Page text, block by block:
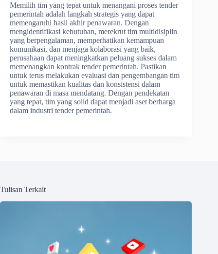
Memilih tim yang tepat untuk menangani proses tender
pemerintah adalah langkah strategis yang dapat
memengaruhi hasil akhir penawaran. Dengan
mengidentifikasi kebutuhan, merekrut tim multidisiplin
yang berpengalaman, memperhatikan kemampuan
komunikasi, dan menjaga kolaborasi yang baik,
perusahaan dapat meningkatkan peluang sukses dalam
memenangkan kontrak tender pemerintah. Pastikan
untuk terus melakukan evaluasi dan pengembangan tim
untuk memastikan kualitas dan konsistensi dalam
penawaran di masa mendatang. Dengan pendekatan
yang tepat, tim yang solid dapat menjadi aset berharga
dalam industri tender pemerintah.
Tulisan Terkait